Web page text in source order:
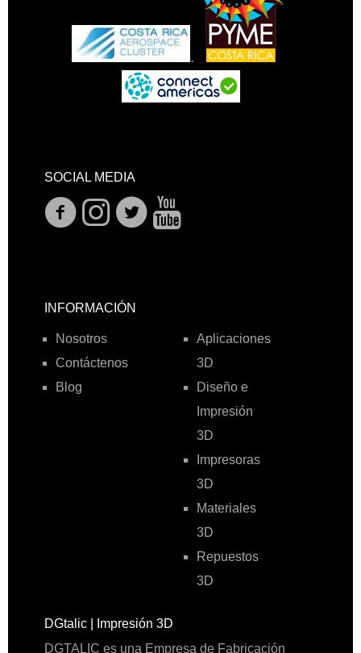
.
SOCIAL MEDIA
INFORMACIÓN
Nosotros
Contáctenos
Blog
Aplicaciones
3D
Diseño e
Impresión
3D
Impresoras
3D
Materiales
3D
Repuestos
3D
DGtalic | Impresión 3D
DGTALIC es una Empresa de Fabricación